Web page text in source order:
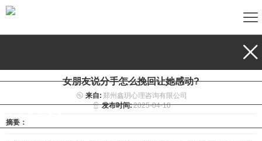
情感挽回
女朋友说分手怎么挽回让她感动?
来自: 郑州鑫玥心理咨询有限公司
发布时间:2025-04-10
摘要：